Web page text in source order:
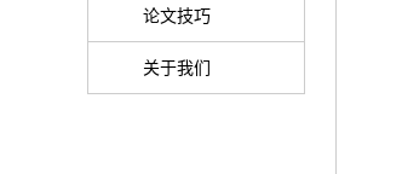
论文技巧
关于我们